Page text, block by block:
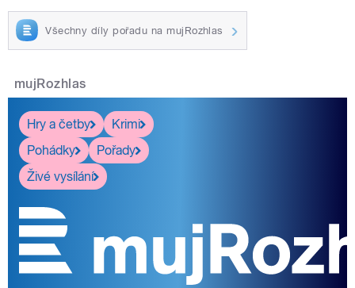
Všechny díly pořadu na mujRozhlas
mujRozhlas
Hry a četby
Krimi
Pohádky
Pořady
Živé vysílání